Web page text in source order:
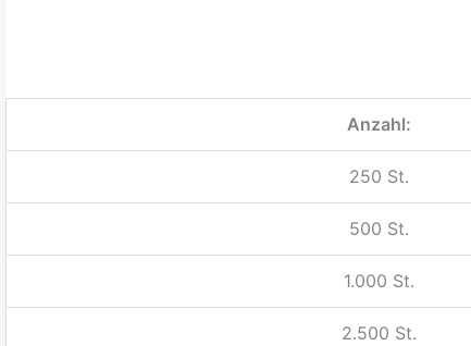
Anzahl:
250 St.
500 St.
1.000 St.
2.500 St.